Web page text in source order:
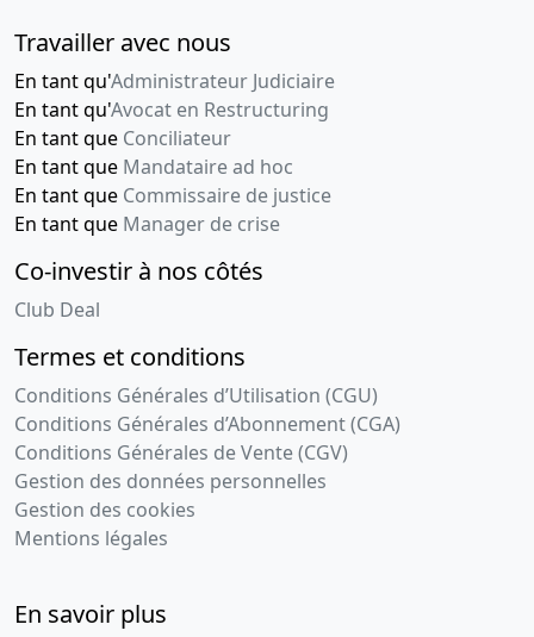
Travailler avec nous
En tant qu'Administrateur Judiciaire
En tant qu'Avocat en Restructuring
En tant que Conciliateur
En tant que Mandataire ad hoc
En tant que Commissaire de justice
En tant que Manager de crise
Co-investir à nos côtés
Club Deal
Termes et conditions
Conditions Générales d’Utilisation (CGU)
Conditions Générales d’Abonnement (CGA)
Conditions Générales de Vente (CGV)
Gestion des données personnelles
Gestion des cookies
Mentions légales
En savoir plus